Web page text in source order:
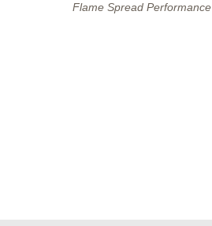
Flame Spread Performance